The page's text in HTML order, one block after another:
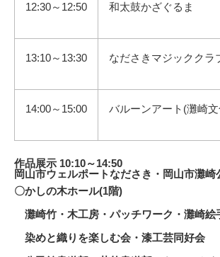
12:30～12:50 和太鼓かざぐるま
13:10～13:30 なださきマジッククラ
14:00～15:00 バルーンアート(灘崎
作品展示 10:10～14:50
岡山市ウェルポートなださき・岡山市灘崎
〇かしの木ホール(1階)
灘崎竹・木工房・パッチワーク・灘崎絵
染めと織りを楽しむ会・漆工芸同好会